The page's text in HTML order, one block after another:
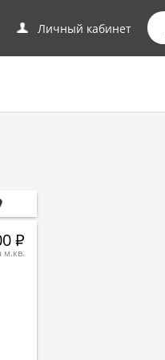
Личный кабинет
Р
м.кв.